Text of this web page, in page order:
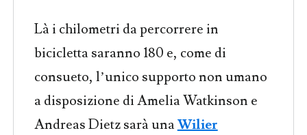
Là i chilometri da percorrere in
bicicletta saranno 180 e, come di
consueto, l’unico supporto non umano
a disposizione di Amelia Watkinson e
Andreas Dietz sarà unaWilier